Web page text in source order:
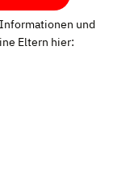
und
Eltern hier: